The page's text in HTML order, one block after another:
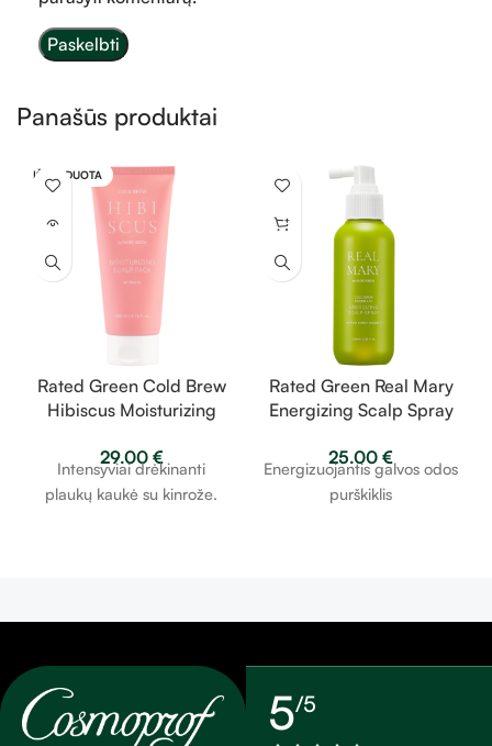
Panašūs produktai
IŠPARDUOTA
Rated Green Cold Brew
Hibiscus Moisturizing
plaukų kaukė su kinrože
200ml
29.00 €
Intensyviai drėkinanti
plaukų kaukė su kinrože.
Rated Green Real Mary
Energizing Scalp Spray
galvos odos purškiklis su
avokadu 120ml
25.00 €
Energizuojantis galvos odos
purškiklis
5/5